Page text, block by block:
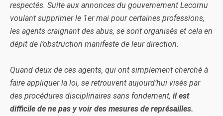
respectés. Suite aux annonces du gouvernement Lecornu
voulant supprimer le 1er mai pour certaines professions,
les agents craignant des abus, se sont organisés et cela en
dépit de l’obstruction manifeste de leur direction.
Quand deux de ces agents, qui ont simplement cherché à
faire appliquer la loi, se retrouvent aujourd’hui visés par
des procédures disciplinaires sans fondement, il est
difficile de ne pas y voir des mesures de représailles.